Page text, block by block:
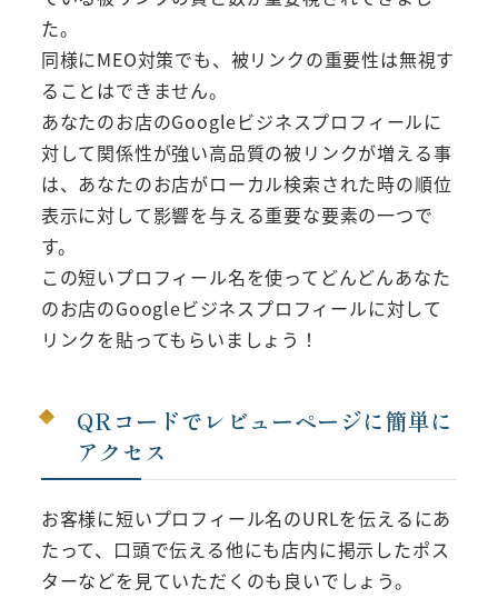
た。
同様にMEO対策でも、被リンクの重要性は無視す
ることはできません。
あなたのお店のGoogleビジネスプロフィールに
対して関係性が強い高品質の被リンクが増える事
は、あなたのお店がローカル検索された時の順位
表示に対して影響を与える重要な要素の一つで
す。
この短いプロフィール名を使ってどんどんあなた
のお店のGoogleビジネスプロフィールに対して
リンクを貼ってもらいましょう！
QRコードでレビューページに簡単に
アクセス
お客様に短いプロフィール名のURLを伝えるにあ
たって、口頭で伝える他にも店内に掲示したポス
ターなどを見ていただくのも良いでしょう。